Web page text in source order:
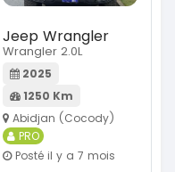
Jeep Wrangler
Wrangler 2.0L
2025
1250 Km
Abidjan (Cocody)
PRO
Posté il y a 7 mois